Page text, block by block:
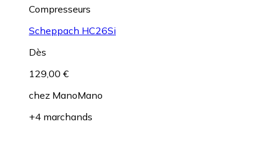
Compresseurs
Scheppach HC26Si
Dès
129,00 €
chez ManoMano
+4 marchands